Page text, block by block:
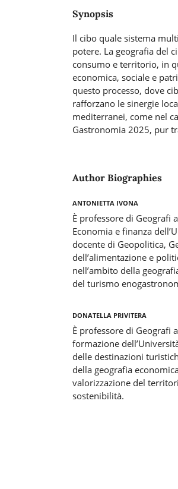
Synopsis
Il cibo quale sistema
potere. La geografia del
consumo e territorio, in
economica, sociale e
questo processo, dove
rafforzano le sinergie
mediterranei, come nel
Gastronomia 2025, pur
Author Biographies
Antonietta Ivona
È professore di Geografi
Economia e finanza
docente di Geopolitica,
dell’alimentazione e
nell’ambito della
del turismo
Donatella Privitera
È professore di Geografi
formazione
delle destinazioni
della geografia
valorizzazione del
sostenibilità.